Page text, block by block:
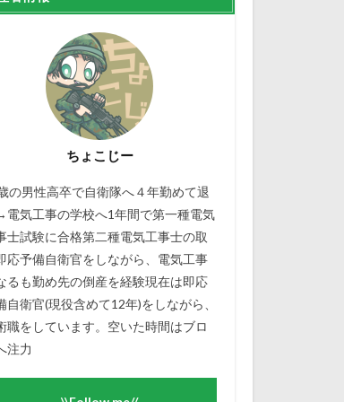
ちょこじー
の男性高卒で自衛隊へ４年勤めて退
気工事の学校へ1年間で第一種電気
士試験に合格第二種電気工事士の取
応予備自衛官をしながら、電気工事
るも勤め先の倒産を経験現在は即応
自衛官(現役含めて12年)をしながら、
職をしています。空いた時間はブロ
注力